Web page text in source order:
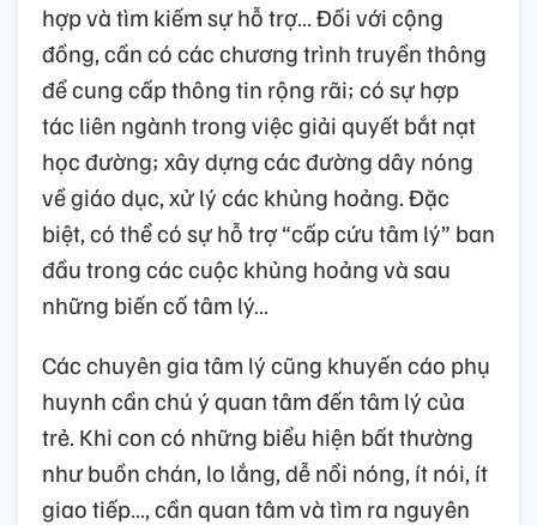
hợp và tìm kiếm sự hỗ trợ… Đối với cộng
đồng, cần có các chương trình truyền thông
để cung cấp thông tin rộng rãi; có sự hợp
tác liên ngành trong việc giải quyết bắt nạt
học đường; xây dựng các đường dây nóng
về giáo dục, xử lý các khủng hoảng. Đặc
biệt, có thể có sự hỗ trợ “cấp cứu tâm lý” ban
đầu trong các cuộc khủng hoảng và sau
những biến cố tâm lý…
Các chuyên gia tâm lý cũng khuyến cáo phụ
huynh cần chú ý quan tâm đến tâm lý của
trẻ. Khi con có những biểu hiện bất thường
như buồn chán, lo lắng, dễ nổi nóng, ít nói, ít
giao tiếp…, cần quan tâm và tìm ra nguyên